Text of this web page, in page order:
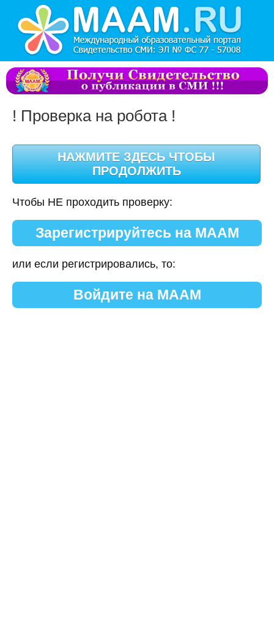
! Проверка на робота !
Чтобы НЕ проходить проверку:
Зарегистрируйтесь на МААМ
или если регистрировались, то:
Войдите на МААМ